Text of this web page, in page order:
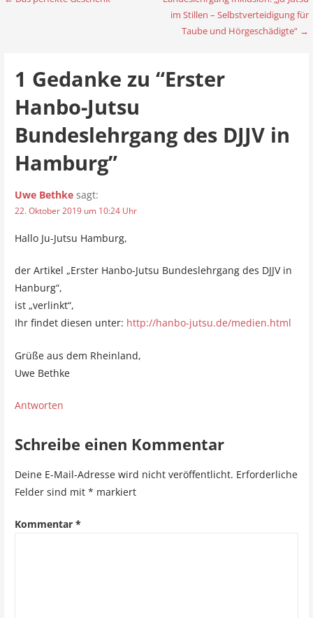
B
n
a
a
o
n
im Stillen – Selbstverteidigung für
Taube und Hörgeschädigte“ →
1 Gedanke zu “Erster
Hanbo-Jutsu
Bundeslehrgang des DJJV in
Hamburg”
Uwe Bethke sagt:
22. Oktober 2019 um 10:24 Uhr
Hallo Ju-Jutsu Hamburg,
der Artikel „Erster Hanbo-Jutsu Bundeslehrgang des DJJV in
Hanburg“,
ist „verlinkt“,
Ihr findet diesen unter: http://hanbo-jutsu.de/medien.html
Grüße aus dem Rheinland,
Uwe Bethke
Antworten
Schreibe einen Kommentar
Deine E-Mail-Adresse wird nicht veröffentlicht. Erforderliche
Felder sind mit * markiert
Kommentar *